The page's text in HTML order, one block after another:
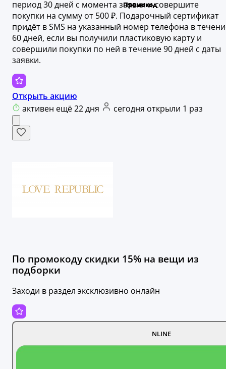
период 30 дней с момента заявки и совершите
покупки на сумму от 500 ₽. Подарочный сертификат
придёт в SMS на указанный номер телефона в
60 дней, если вы получили пластиковую карту и
совершили покупки по ней в течение 90 дней с даты
заявки.
Открыть акцию
активен ещё 22 дня
сегодня открыли 1 раз
По промокоду скидки 15% на вещи из
подборки
Заходи в раздел эксклюзивно онлайн
NLINE